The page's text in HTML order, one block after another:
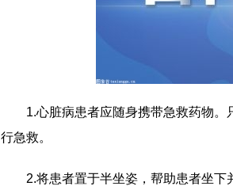
1.心脏病患者应随身携带急救药物
行急救。
2.将患者置于半坐姿，帮助患者坐下